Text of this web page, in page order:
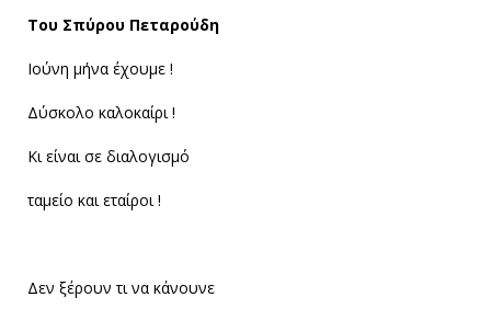
Του Σπύρου Πεταρούδη
Ιούνη μήνα έχουμε !
Δύσκολο καλοκαίρι !
Κι είναι σε διαλογισμό
ταμείο και εταίροι !
Δεν ξέρουν τι να κάνουνε